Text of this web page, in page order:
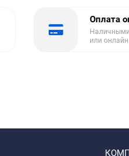
Оплата
или онлайн